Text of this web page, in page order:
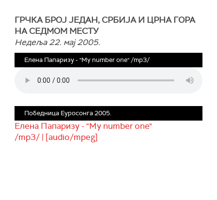
ГРЧКА БРОЈ ЈЕДАН, СРБИЈА И ЦРНА ГОРА
НА СЕДМОМ МЕСТУ
Недеља 22. мај 2005.
Елена Папаризу - "My number one" /mp3/
Победница Еуросонга 2005.
Елена Папаризу - "My number one"
/mp3/ | [audio/mpeg]